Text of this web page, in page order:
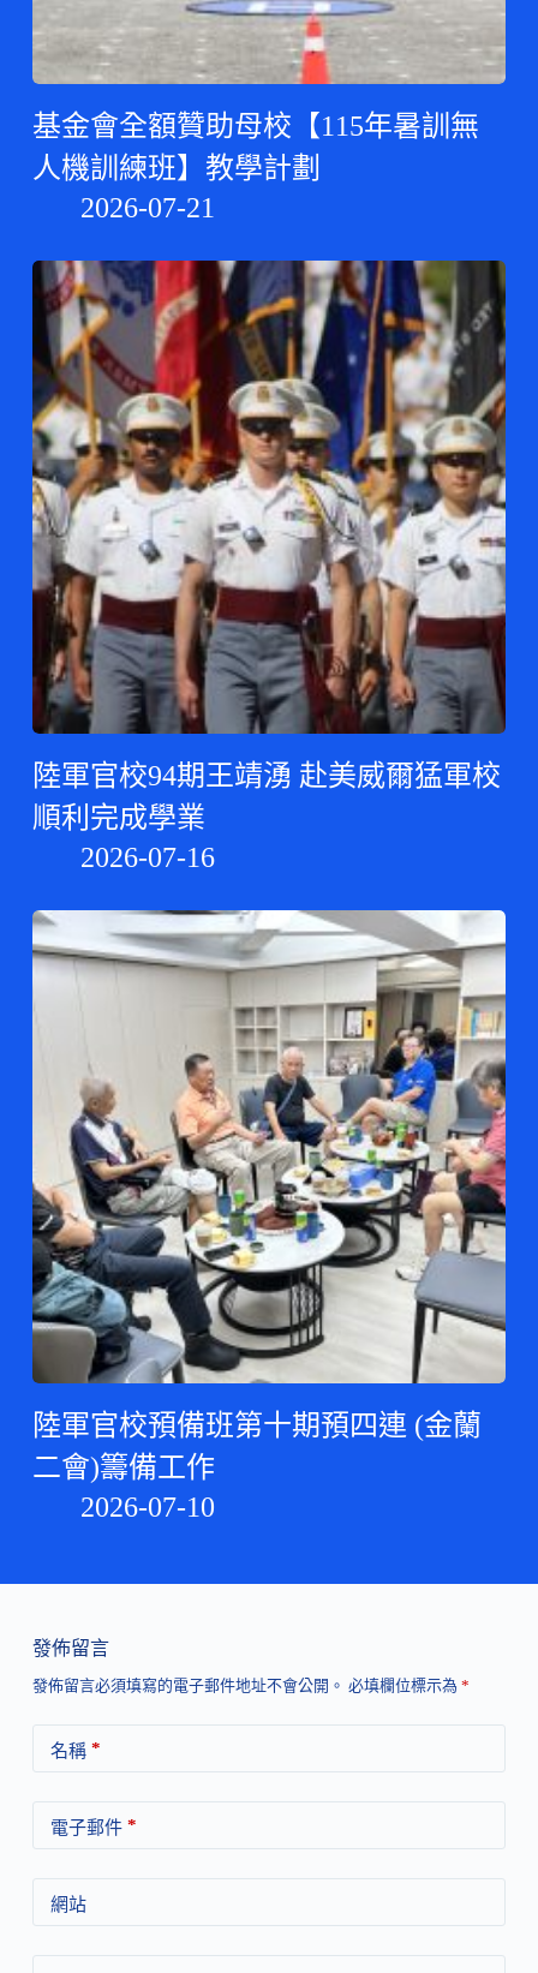
基金會全額贊助母校【115年暑訓無
人機訓練班】教學計劃
2026-07-21
陸軍官校94期王靖湧 赴美威爾猛軍校
順利完成學業
2026-07-16
陸軍官校預備班第十期預四連 (金蘭
二會)籌備工作
2026-07-10
發佈留言
發佈留言必須填寫的電子郵件地址不會公開。 必填欄位標示為 *
名稱 *
電子郵件*
網站